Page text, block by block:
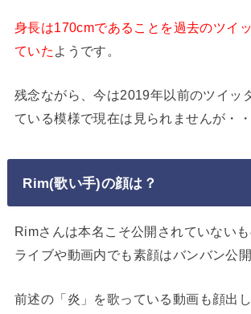
身長は170cmであることを過去のツイ
ていた ようです。
残念ながら、今は2019年以前のツイッ
ている模様で現在は見られませんが・・
Rim(歌い手)の顔は？
Rimさんは本名こそ公開されていない
ライブや動画内でも素顔はバンバン公
前述の「炎」を歌っている動画も顔出